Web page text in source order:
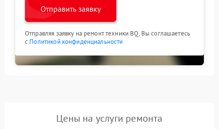
Отправить заявку
Отправляя заявку на ремонт техники BQ, Вы соглашаетесь
с Политикой конфиденциальности
Цены на услуги ремонта